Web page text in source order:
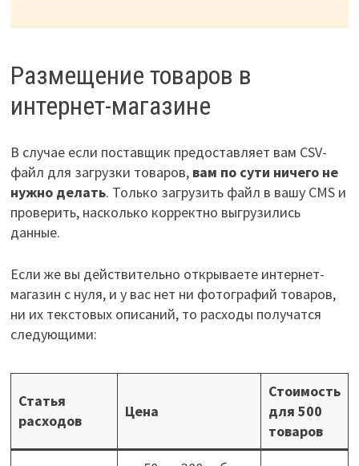
Размещение товаров в
интернет-магазине
В случае если поставщик предоставляет вам CSV-
файл для загрузки товаров, вам по сути ничего не
нужно делать. Только загрузить файл в вашу CMS и
проверить, насколько корректно выгрузились
данные.
Если же вы действительно открываете интернет-
магазин с нуля, и у вас нет ни фотографий товаров,
ни их текстовых описаний, то расходы получатся
следующими:
Статья
расходов
Цена
Стоимость
для 500
товаров